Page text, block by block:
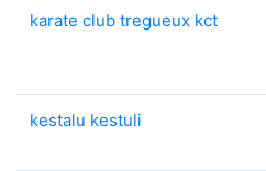
karate club tregueux kct
kestalu kestuli